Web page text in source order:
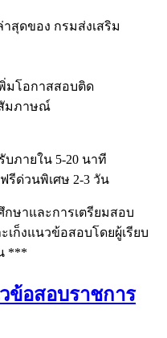
สุดของ กรมส่งเสริม
มโอกาสสอบติด
สัมภาษณ์
บภายใน 5-20 นาที
รีด่วนพิเศษ 2-3 วัน
ษาและการเตรียมสอบ
เก็งแนวข้อสอบโดยผู้เรียบ
***
ข้อสอบราชการ